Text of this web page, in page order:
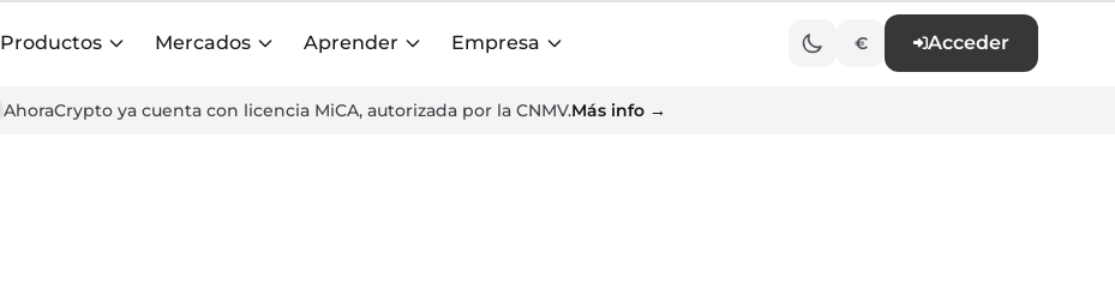
Productos Mercados Aprender Empresa € Acceder
AhoraCrypto ya cuenta con licencia MiCA, autorizada por la CNMV.Más info →